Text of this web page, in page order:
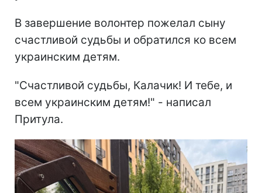
В завершение волонтер пожелал сыну
счастливой судьбы и обратился ко всем
украинским детям.
"Счастливой судьбы, Калачик! И тебе, и
всем украинским детям!" - написал
Притула.